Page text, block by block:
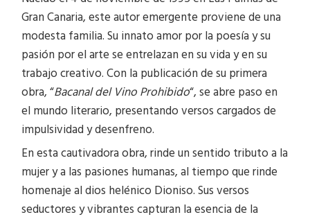
Gran Canaria, este autor emergente proviene de una
modesta familia. Su innato amor por la poesía y su
pasión por el arte se entrelazan en su vida y en su
trabajo creativo. Con la publicación de su primera
obra, “Bacanal del Vino Prohibido“, se abre paso en
el mundo literario, presentando versos cargados de
impulsividad y desenfreno.
En esta cautivadora obra, rinde un sentido tributo a la
mujer y a las pasiones humanas, al tiempo que rinde
homenaje al dios helénico Dioniso. Sus versos
seductores y vibrantes capturan la esencia de la